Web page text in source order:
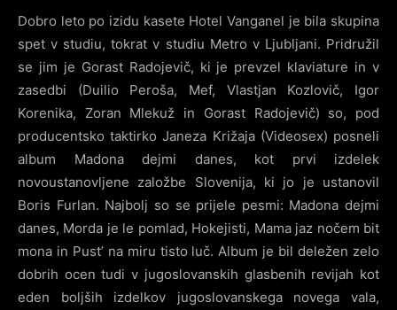
Dobro leto po izidu kasete Hotel Vanganel je bila skupina
spet v studiu, tokrat v studiu Metro v Ljubljani. Pridružil
se jim je Gorast Radojevič, ki je prevzel klaviature in v
zasedbi (Duilio Peroša, Mef, Vlastjan Kozlovič, Igor
Korenika, Zoran Mlekuž in Gorast Radojevič) so, pod
producentsko taktirko Janeza Križaja (Videosex) posneli
album Madona dejmi danes, kot prvi izdelek
novoustanovljene založbe Slovenija, ki jo je ustanovil
Boris Furlan. Najbolj so se prijele pesmi: Madona dejmi
danes, Morda je le pomlad, Hokejisti, Mama jaz nočem bit
mona in Pust’ na miru tisto luč. Album je bil deležen zelo
dobrih ocen tudi v jugoslovanskih glasbenih revijah kot
eden boljših izdelkov jugoslovanskega novega vala,